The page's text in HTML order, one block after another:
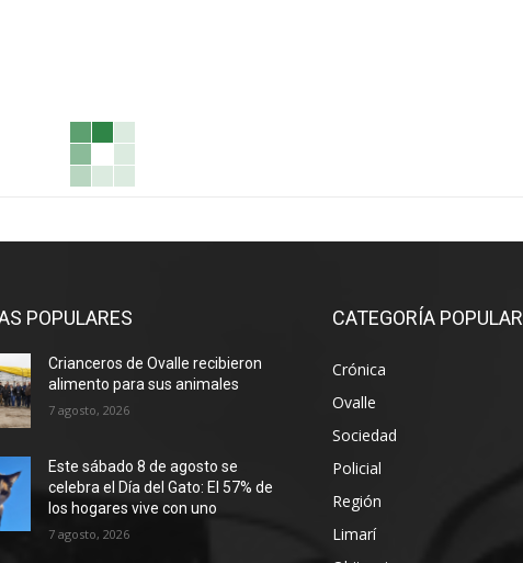
POPULARES
Crianceros de Ovalle recibieron
alimento para sus animales
7 agosto, 2026
Este sábado 8 de agosto se
celebra el Día del Gato: El 57% de
los hogares vive con uno
7 agosto, 2026
CATEGORÍA POPULAR
Crónica
Ovalle
Sociedad
Policial
Región
Limarí